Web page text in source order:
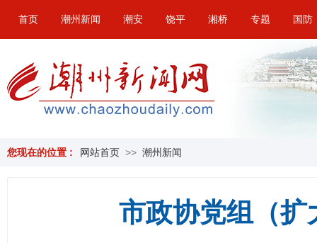
首页 潮州新闻 潮安 饶平 湘桥 专题 国防
您现在的位置 : 网站首页 >> 潮州新闻
市政协党组（扩